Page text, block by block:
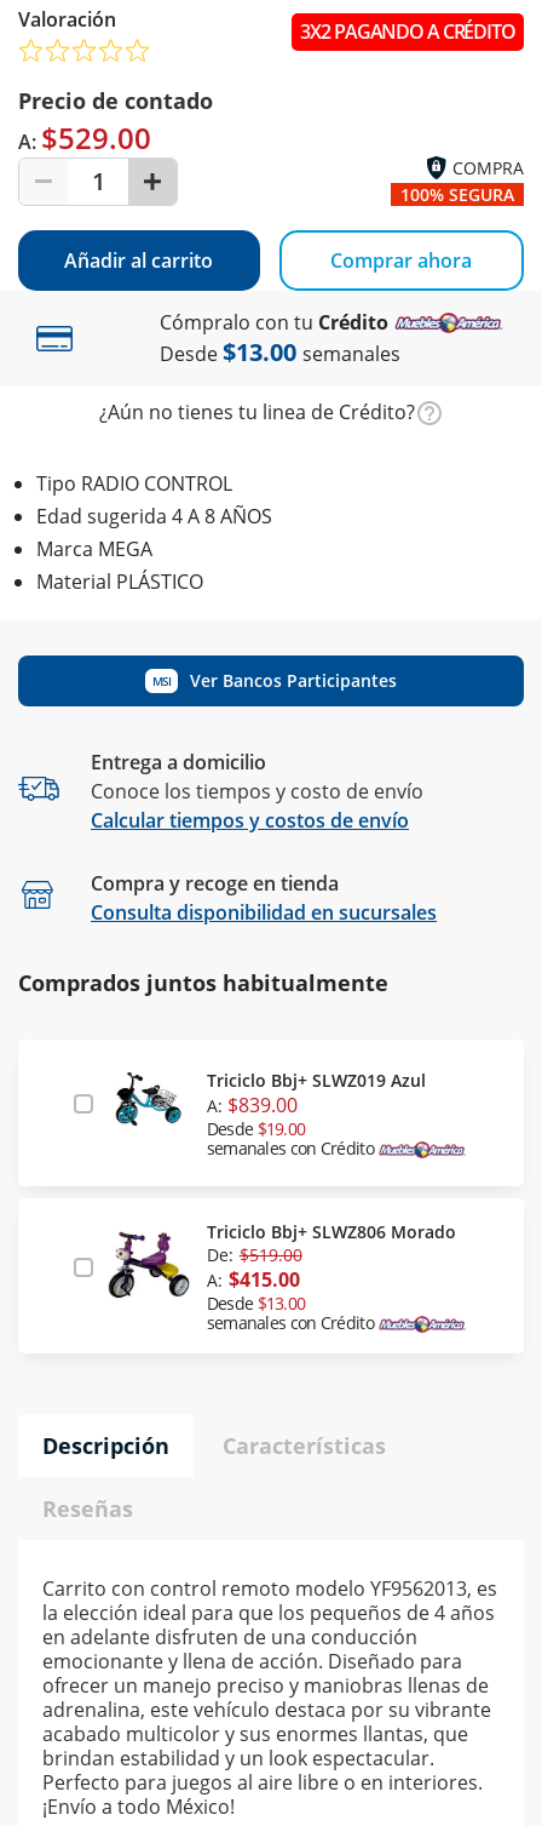
Valoración
Precio de contado
A: $529.00
1
3X2 PAGANDO A CRÉDITO
COMPRA
100% SEGURA
Añadir al carrito Comprar ahora
Cómpralo con tu Crédito
Desde$13.00 semanales
¿Aún no tienes tu linea de Crédito?
Tipo RADIO CONTROL
Edad sugerida 4 A 8 AÑOS
Marca MEGA
Material PLÁSTICO
MSI Ver Bancos Participantes
Entrega a domicilio
Conoce los tiempos y costo de envío
Calcular tiempos y costos de envío
Compra y recoge en tienda
Consulta disponibilidad en sucursales
Comprados juntos habitualmente
Triciclo Bbj+ SLWZ019 Azul
A: $839.00
Desde $19.00
semanales con Crédito
Triciclo Bbj+ SLWZ806 Morado
De: $519.00
A: $415.00
Desde $13.00
semanales con Crédito
Descripción Características
Reseñas
Carrito con control remoto modelo YF9562013, es
la elección ideal para que los pequeños de 4 años
en adelante disfruten de una conducción
emocionante y llena de acción. Diseñado para
ofrecer un manejo preciso y maniobras llenas de
adrenalina, este vehículo destaca por su vibrante
acabado multicolor y sus enormes llantas, que
brindan estabilidad y un look espectacular.
Perfecto para juegos al aire libre o en interiores.
¡Envío a todo México!